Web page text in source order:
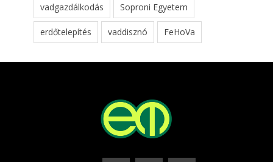
vadgazdálkodás Soproni Egyetem
erdőtelepítés vaddisznó FeHoVa